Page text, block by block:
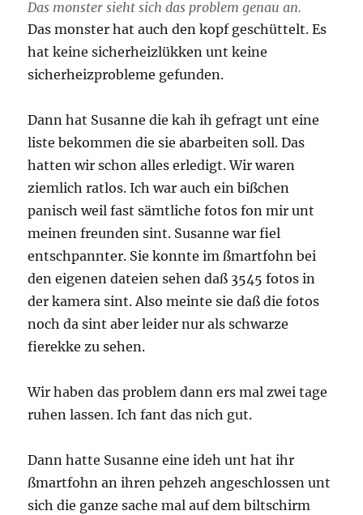
Das monster sieht sich das problem genau an.
Das monster hat auch den kopf geschüttelt. Es
hat keine sicherheizlükken unt keine
sicherheizprobleme gefunden.
Dann hat Susanne die kah ih gefragt unt eine
liste bekommen die sie abarbeiten soll. Das
hatten wir schon alles erledigt. Wir waren
ziemlich ratlos. Ich war auch ein bißchen
panisch weil fast sämtliche fotos fon mir unt
meinen freunden sint. Susanne war fiel
entschpannter. Sie konnte im ßmartfohn bei
den eigenen dateien sehen daß 3545 fotos in
der kamera sint. Also meinte sie daß die fotos
noch da sint aber leider nur als schwarze
fierekke zu sehen.
Wir haben das problem dann ers mal zwei tage
ruhen lassen. Ich fant das nich gut.
Dann hatte Susanne eine ideh unt hat ihr
ßmartfohn an ihren pehzeh angeschlossen unt
sich die ganze sache mal auf dem biltschirm